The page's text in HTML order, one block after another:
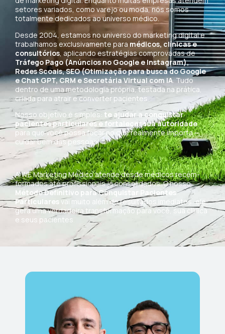
setores variados, como varejo ou moda, nós somos
totalmente dedicados ao universo médico.
Desde 2004, estamos no universo do marketing digital e
trabalhamos exclusivamente para médicos, clínicas e
consultórios , aplicando estratégias comprovadas de
Tráfego Pago (Anúncios no Google e Instagram),
Redes Scoais, SEO (Otimização para busca do Google
e Chat GPT, CRM e Secretária Virtual com IA. Tudo
dentro de uma metodologia própria, testada na prática,
criada para atrair e converter pacientes.
Nosso objetivo é simples: te ajudar a conquistar
pacientes particulares e fortalecer sua autoridade,
para que você possa focar no que realmente importa —
cuidar bem das pessoas.
A WE Marketing Médico atende desde médicos recém-
formados até profissionais já consolidados. O nosso
Método Definitivo para Conquistar Pacientes
Particulares vai muito além de resultados imediatos: ele
gera uma verdadeira transformação para você, sua clínica
e seus pacientes.